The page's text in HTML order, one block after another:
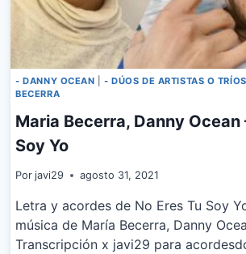
- DANNY OCEAN |- DÚOS DE ARTISTAS O
BECERRA
Maria Becerra, Danny Ocean
Soy Yo
Por javi29 agosto 31, 2021
Letra y acordes de No Eres Tu Soy
música de María Becerra, Danny
Transcripción x javi29 para